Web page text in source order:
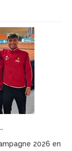
2026 en